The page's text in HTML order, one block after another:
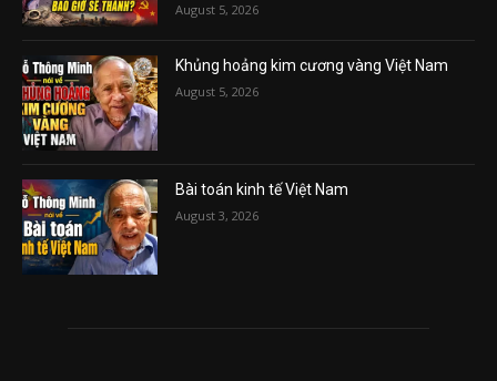
August 5, 2026
Khủng hoảng kim cương vàng Việt Nam
August 5, 2026
Bài toán kinh tế Việt Nam
August 3, 2026